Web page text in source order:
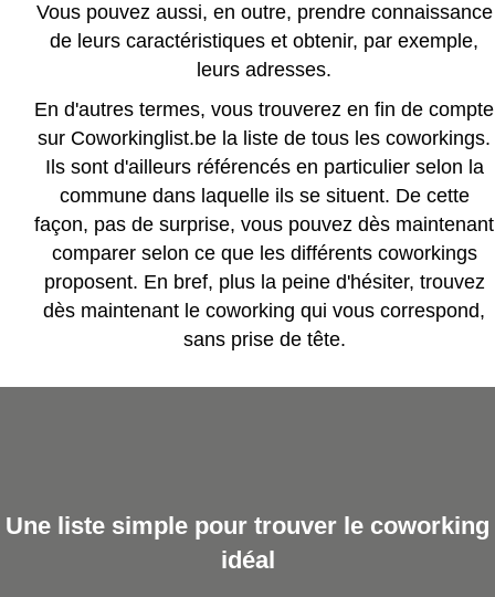
Vous pouvez aussi, en outre, prendre connaissance
de leurs caractéristiques et obtenir, par exemple,
leurs adresses.
En d'autres termes, vous trouverez en fin de compte
sur Coworkinglist.be la liste de tous les coworkings.
Ils sont d'ailleurs référencés en particulier selon la
commune dans laquelle ils se situent. De cette
façon, pas de surprise, vous pouvez dès maintenant
comparer selon ce que les différents coworkings
proposent. En bref, plus la peine d'hésiter, trouvez
dès maintenant le coworking qui vous correspond,
sans prise de tête.
Une liste simple pour trouver le coworking
idéal